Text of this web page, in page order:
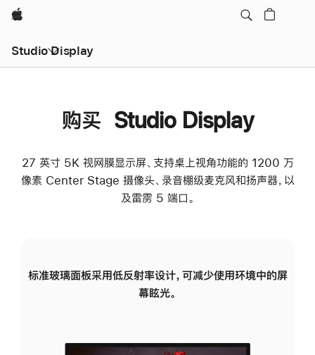
Apple
Studio Display
购买 Studio Display
27 英寸 5K 视网膜显示屏、支持桌上视角功能的 1200 万
像素 Center Stage 摄像头、录音棚级麦克风和扬声器，以
及雷雳 5 端口。
标准玻璃面板采用低反射率设计，可减少使用环境中的屏
幕眩光。